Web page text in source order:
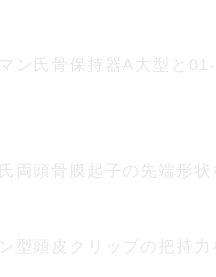
ン氏骨保持器A大型と
両頭骨膜起子の先端形状
型頭皮クリップの把持力